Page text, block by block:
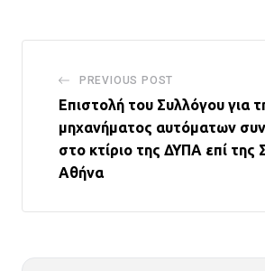
PREVIOUS POST
Επιστολή του Συλλόγου για
μηχανήματος αυτόματων
στο κτίριο της ΔΥΠΑ επί της
Αθήνα